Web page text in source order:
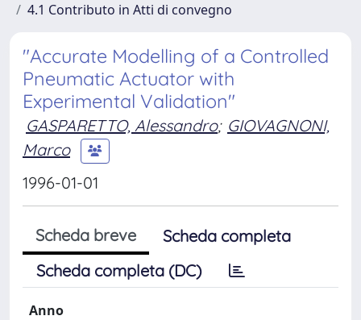
4.1 Contributo in Atti di convegno
"Accurate Modelling of a Controlled
Pneumatic Actuator with
Experimental Validation"
GASPARETTO, Alessandro; GIOVAGNONI,
Marco
1996-01-01
Scheda breve
Scheda completa
Scheda completa (DC)
Anno